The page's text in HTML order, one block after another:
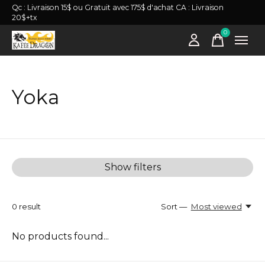
Qc : Livraison 15$ ou Gratuit avec 175$ d'achat CA : Livraison
20$+tx
0items
Yoka
Show filters
0 result Sort — Most viewed
No products found...